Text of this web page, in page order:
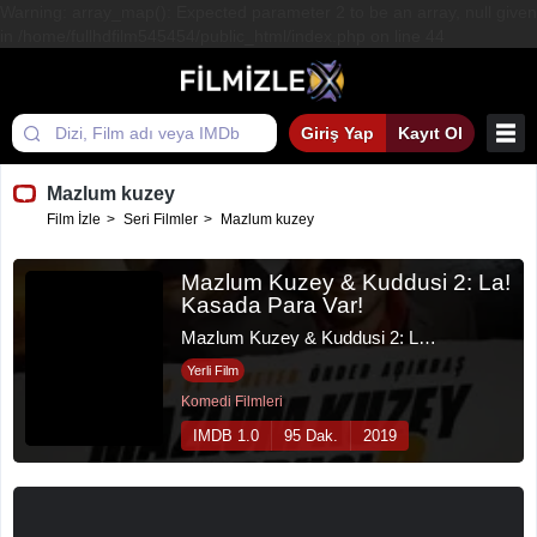
Giriş Yap Kayıt Ol
Mazlum kuzey
Film İzle Seri Filmler Mazlum kuzey
Mazlum Kuzey & Kuddusi 2: La!
Kasada Para Var!
Mazlum Kuzey & Kuddusi 2: La! Kasada Para Var!
Yerli Film
Komedi Filmleri
IMDB 1.0 95 Dak. 2019